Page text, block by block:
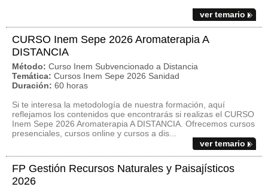
ver temario
CURSO Inem Sepe 2026 Aromaterapia A
DISTANCIA
Método: Curso Inem Subvencionado a Distancia
Temática: Cursos Inem Sepe 2026 Sanidad
Duración: 60 horas
Si te interesa la metodología de nuestra formación, aquí
reflejamos los contenidos que encontrarás si realizas el CURSO
Inem Sepe 2026 Aromaterapia A DISTANCIA. Ofrecemos cursos
presenciales, cursos online y cursos a dis...
ver temario
FP Gestión Recursos Naturales y Paisajísticos
2026